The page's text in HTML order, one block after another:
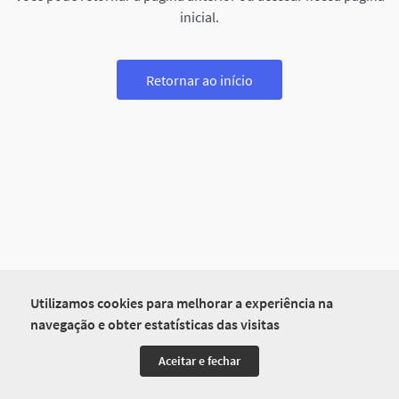
Utilizamos cookies para melhorar a experiência na
navegação e obter estatísticas das visitas
Aceitar e fechar
inicial.
Retornar ao início